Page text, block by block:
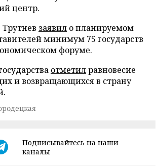
центр.
заявил о планируемом
минимум 75 государств
форуме.
отметилравновесие
и возвращающихся в страну
Подписывайтесь на наши
каналы